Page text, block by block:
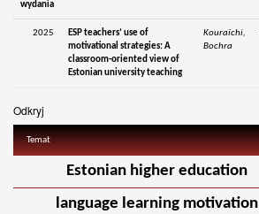
wydania
2025
ESP teachers’ use of
motivational strategies: A
classroom-oriented view of
Estonian university teaching
Kouraïchi,
Bochra
Odkryj
Temat
Estonian higher education
language learning motivation